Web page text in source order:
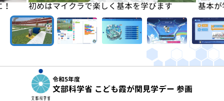
！ 初めはマイクラで楽しく基本を学びます 基本
令和5年度
文部科学省 こども霞が関見学デー 参画